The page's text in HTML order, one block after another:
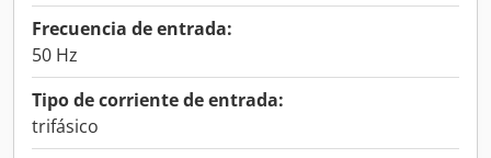
Frecuencia de entrada:
50 Hz
Tipo de corriente de entrada:
trifásico